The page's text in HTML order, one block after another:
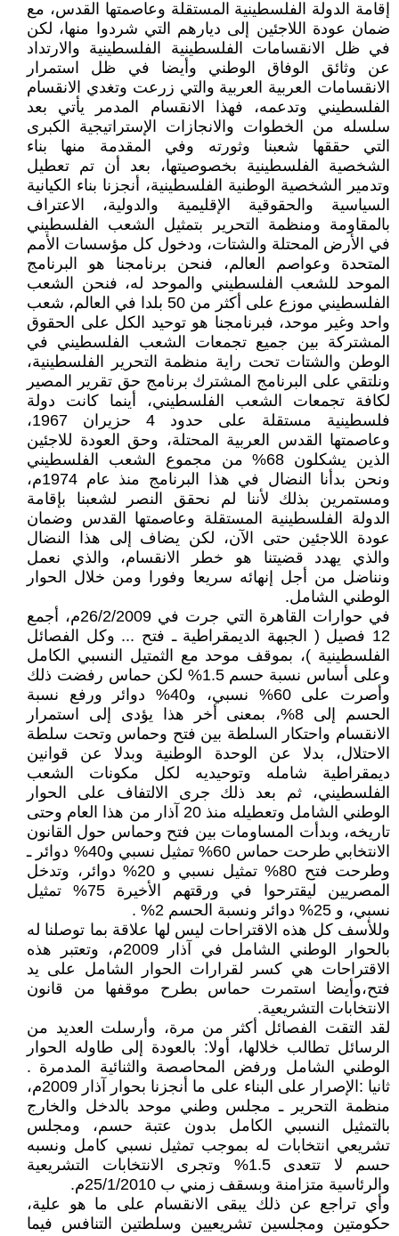
إقامة الدولة الفلسطينية المستقلة وعاصمتها القدس، مع
ضمان عودة اللاجئين إلى ديارهم التي شردوا منها، لكن
في ظل الانقسامات الفلسطينية الفلسطينية والارتداد
عن وثائق الوفاق الوطني وأيضا في ظل استمرار
الانقسامات العربية العربية والتي زرعت وتغدي الانقسام
الفلسطيني وتدعمه، فهذا الانقسام المدمر يأتي بعد
سلسله من الخطوات والانجازات الإستراتيجية الكبرى
التي حققها شعبنا وثورته وفي المقدمة منها بناء
الشخصية الفلسطينية بخصوصيتها، بعد أن تم تعطيل
وتدمير الشخصية الوطنية الفلسطينية، أنجزنا بناء الكيانية
السياسية والحقوقية الإقليمية والدولية، الاعتراف
بالمقاومة ومنظمة التحرير بتمثيل الشعب الفلسطيني
في الأرض المحتلة والشتات، ودخول كل مؤسسات الأمم
المتحدة وعواصم العالم، فنحن برنامجنا هو البرنامج
الموحد للشعب الفلسطيني والموحد له، فنحن الشعب
الفلسطيني موزع على أكثر من 50 بلدا في العالم، شعب
واحد وغير موحد، فبرنامجنا هو توحيد الكل على الحقوق
المشتركة بين جميع تجمعات الشعب الفلسطيني في
الوطن والشتات تحت راية منظمة التحرير الفلسطينية،
ونلتقي على البرنامج المشترك برنامج حق تقرير المصير
لكافة تجمعات الشعب الفلسطيني، أينما كانت دولة
فلسطينية مستقلة على حدود 4 حزيران 1967،
وعاصمتها القدس العربية المحتلة، وحق العودة للاجئين
الذين يشكلون 68% من مجموع الشعب الفلسطيني
ونحن بدأنا النضال في هذا البرنامج منذ عام 1974م،
ومستمرين بذلك لأننا لم نحقق النصر لشعبنا بإقامة
الدولة الفلسطينية المستقلة وعاصمتها القدس وضمان
عودة اللاجئين حتى الآن، لكن يضاف إلى هذا النضال
والذي يهدد قضيتنا هو خطر الانقسام، والذي نعمل
ونناضل من أجل إنهائه سريعا وفورا ومن خلال الحوار
الوطني الشامل.
في حوارات القاهرة التي جرت في 26/2/2009م، أجمع
12 فصيل ( الجبهة الديمقراطية ـ فتح ... وكل الفصائل
الفلسطينية )، بموقف موحد مع الثمتيل النسبي الكامل
وعلى أساس نسبة حسم 1.5% لكن حماس رفضت ذلك
وأصرت على 60% نسبي، و40% دوائر ورفع نسبة
الحسم إلى 8%، بمعنى أخر هذا يؤدى إلى استمرار
الانقسام واحتكار السلطة بين فتح وحماس وتحت سلطة
الاحتلال، بدلا عن الوحدة الوطنية وبدلا عن قوانين
ديمقراطية شامله وتوحيديه لكل مكونات الشعب
الفلسطيني، ثم بعد ذلك جرى الالتفاف على الحوار
الوطني الشامل وتعطيله منذ 20 آذار من هذا العام وحتى
تاريخه، وبدأت المساومات بين فتح وحماس حول القانون
الانتخابي طرحت حماس 60% تمثيل نسبي و40% دوائر ـ
وطرحت فتح 80% تمثيل نسبي و 20% دوائر، وتدخل
المصريين ليقترحوا في ورقتهم الأخيرة 75% تمثيل
نسبي، و 25% دوائر ونسبة الحسم 2% .
وللأسف كل هذه الاقتراحات ليس لها علاقة بما توصلنا له
بالحوار الوطني الشامل في آذار 2009م، وتعتبر هذه
الاقتراحات هي كسر لقرارات الحوار الشامل على يد
فتح،وأيضا استمرت حماس بطرح موقفها من قانون
الانتخابات التشريعية.
لقد التقت الفصائل أكثر من مرة، وأرسلت العديد من
الرسائل تطالب خلالها، أولا: بالعودة إلى طاوله الحوار
الوطني الشامل ورفض المحاصصة والثنائية المدمرة .
ثانيا :الإصرار على البناء على ما أنجزنا بحوار آذار 2009م،
منظمة التحرير ـ مجلس وطني موحد بالدخل والخارج
بالتمثيل النسبي الكامل بدون عتبة حسم، ومجلس
تشريعي انتخابات له بموجب تمثيل نسبي كامل ونسبه
حسم لا تتعدى 1.5% وتجرى الانتخابات التشريعية
والرئاسية متزامنة وبسقف زمني ب 25/1/2010م.
وأي تراجع عن ذلك يبقى الانقسام على ما هو علية،
حكومتين ومجلسين تشريعيين وسلطتين التنافس فيما